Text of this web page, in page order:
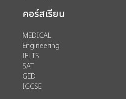
คอร์สเรียน
MEDICAL
Engineering
IELTS
SAT
GED
IGCSE